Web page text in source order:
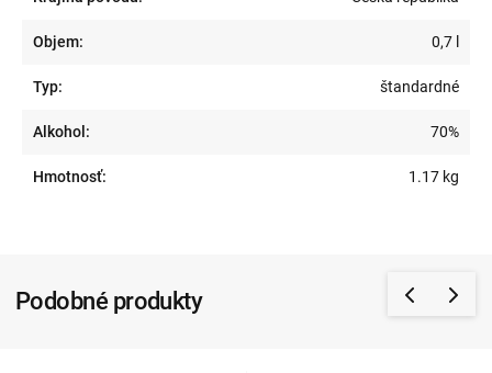
Objem: 0,7 l
Typ: štandardné
Alkohol: 70%
Hmotnosť: 1.17 kg
Podobné produkty